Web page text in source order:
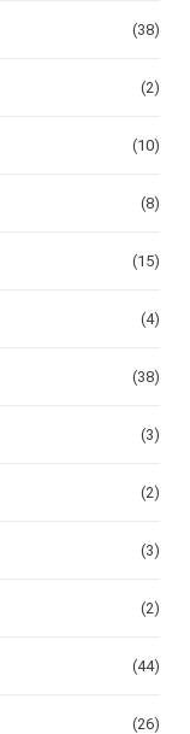
(38)
(2)
(10)
(8)
(15)
(4)
(38)
(3)
(2)
(3)
(2)
(44)
(26)